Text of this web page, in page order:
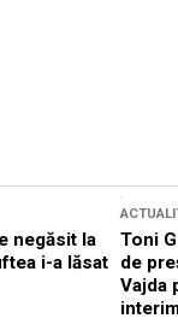
negăsit la
i-a lăsat
Toni
de
Vajda